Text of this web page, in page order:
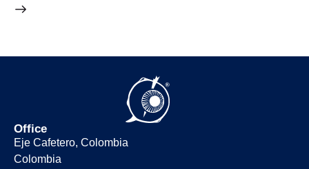
Office
Eje Cafetero, Colombia
Colombia